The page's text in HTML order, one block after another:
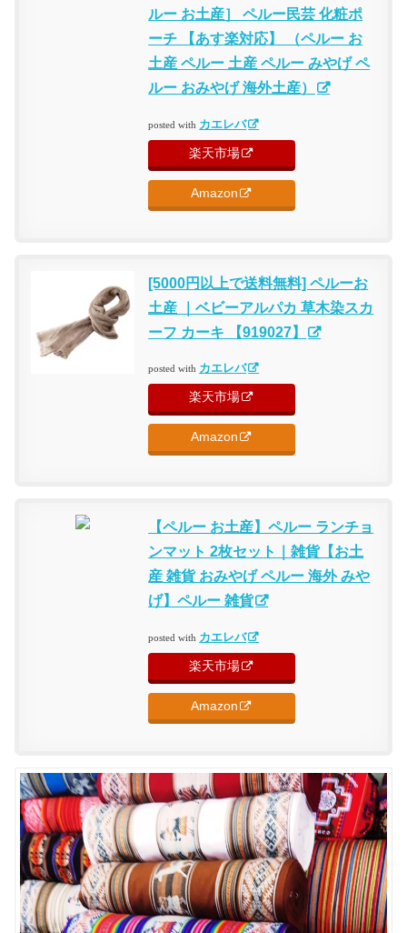
ルー お土産］ ペルー民芸 化粧ポ
ーチ 【あす楽対応】 （ペルー お
土産 ペルー 土産 ペルー みやげ ペ
ルー おみやげ 海外土産）
posted with カエレバ
楽天市場
Amazon
[5000円以上で送料無料] ペルーお
土産 ｜ベビーアルパカ 草木染スカ
ーフ カーキ 【919027】
posted with カエレバ
楽天市場
Amazon
【ペルー お土産】ペルー ランチョ
ンマット 2枚セット｜雑貨【お土
産 雑貨 おみやげ ペルー 海外 みや
げ】ペルー 雑貨
posted with カエレバ
楽天市場
Amazon